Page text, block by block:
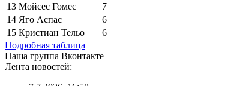
13 Мойсес Гомес
7
14 Яго Аспас
6
15 Кристиан Тельо
6
Подробная таблица
Наша группа Вконтакте
Лента новостей: